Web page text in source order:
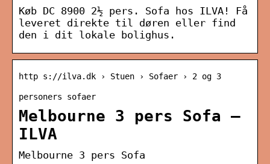
Køb DC 8900 2½ pers. Sofa hos ILVA! Få
leveret direkte til døren eller find
den i dit lokale bolighus.
http s://ilva.dk › Stuen › Sofaer › 2 og 3
personers sofaer
Melbourne 3 pers Sofa –
ILVA
Melbourne 3 pers Sofa